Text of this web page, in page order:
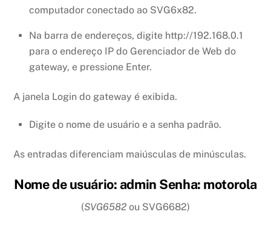
computador conectado ao SVG6x82.
Na barra de endereços, digite http://192.168.0.1
para o endereço IP do Gerenciador de Web do
gateway, e pressione Enter.
A janela Login do gateway é exibida.
Digite o nome de usuário e a senha padrão.
As entradas diferenciam maiúsculas de minúsculas.
Nome de usuário: admin Senha: motorola
(SVG6582 ou SVG6682)